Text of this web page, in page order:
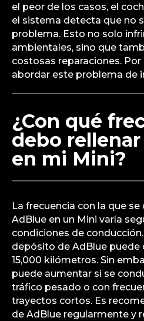
el peor de los casos, el
el sistema detecta que no
problema. Esto no solo
ambientales, sino que
costosas reparaciones.
abordar este problema de
¿Con qué
debo
en mi Mini?
La frecuencia con la que se
AdBlue en un Mini varía
condiciones de
depósito de AdBlue puede
15,000 kilómetros. Sin
puede aumentar si se
tráfico pesado o con
trayectos cortos. Es
de AdBlue regularmente y